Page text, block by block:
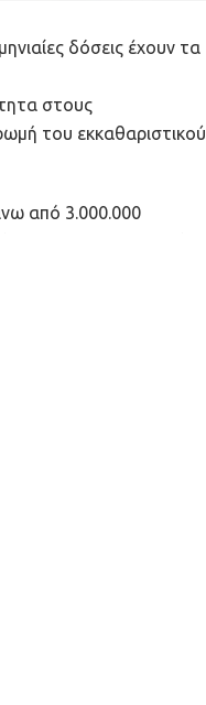
δόσεις έχουν τα
στους
του εκκαθαριστικού
από 3.000.000